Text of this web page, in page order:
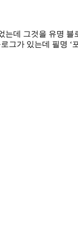
는데 그것을 유명
가 있는데 필명 ‘